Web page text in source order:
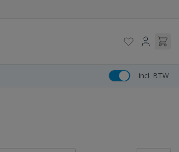
incl. BTW